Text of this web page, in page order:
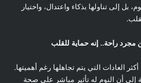
بل إلى تناولها بذكاء واعتدال، واختيار
العادات التي يتم تجاهلها رغم أهميتها.
إلى أن النوم له تأثير مباشر على صحة